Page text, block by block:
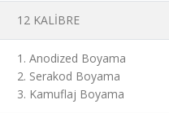
12 KALİBRE
1. Anodized Boyama
2. Serakod Boyama
3. Kamuflaj Boyama